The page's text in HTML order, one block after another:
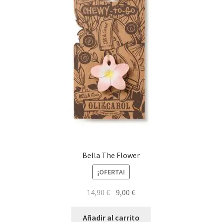
Bella The Flower
¡OFERTA!
14,90€ El
original
9,00€El
actual
Añadir al carrito